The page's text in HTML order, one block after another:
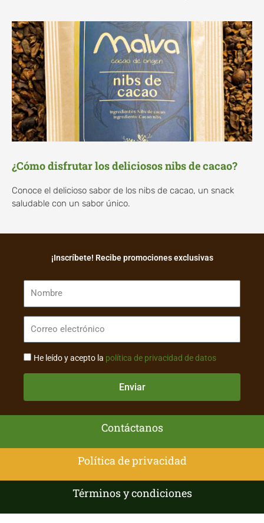
¿Cómo disfrutar los deliciosos nibs de cacao?
Conoce el delicioso sabor de los nibs de cacao, un snack
saludable con un sabor único.
¡Inscríbete! Recibe promociones exclusivas
He leído y acepto la política de privacidad de datos
Enviar
Contáctanos
Política de privacidad
Términos y condiciones